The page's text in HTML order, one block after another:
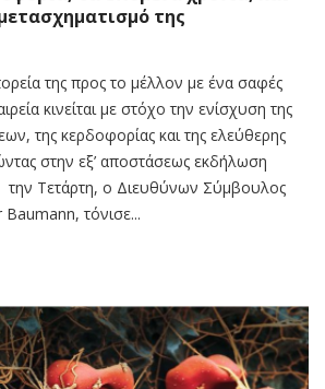
της
της προς το μέλλον με ένα σαφές
κινείται με στόχο την ενίσχυση της
της κερδοφορίας και της ελεύθερης
στην εξ’ αποστάσεως εκδήλωση
Τετάρτη, ο Διευθύνων Σύμβουλος
Baumann, τόνισε...